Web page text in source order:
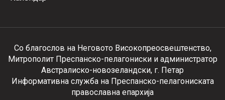
Со благослов на Неговото Високопреосвештенство,
Митрополит Преспанско-пелагониски и администратор
Австралиско-новозеландски, г. Петар
Информативна служба на Преспанско-пелагониската
православна епархија